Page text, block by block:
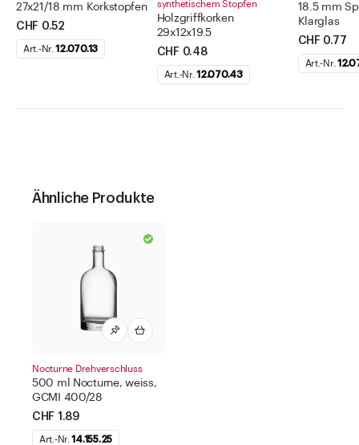
27x21/18 mm Korkstopfen
CHF 0.52
Art.-Nr.12.070.13
synthetischem Stopfen
Holzgriffkorken
29x12x19.5
CHF 0.48
Art.-Nr.12.070.43
18.5 mm
Klarglas
CHF 0.77
Art.-Nr.
Ähnliche Produkte
Nocturne Drehverschluss
500 ml Nocturne, weiss,
GCMI 400/28
CHF 1.89
Art.-Nr.14.155.25